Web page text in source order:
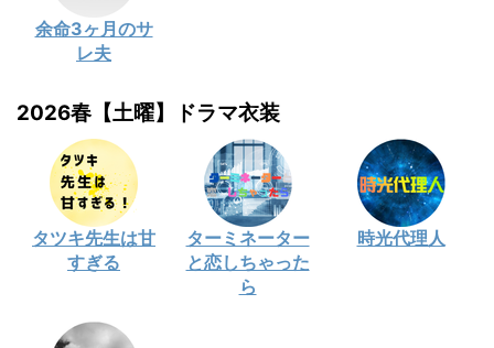
余命3ヶ月のサ
レ夫
2026春【土曜】ドラマ衣装
タツキ先生は甘
すぎる
ターミネーター
と恋しちゃった
ら
時光代理人